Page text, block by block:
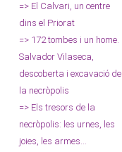
=> El Calvari, un centre
dins el Priorat
=> 172 tombes i un home.
Salvador Vilaseca,
descoberta i excavació de
la necròpolis
=> Els tresors de la
necròpolis: les urnes, les
joies, les armes...